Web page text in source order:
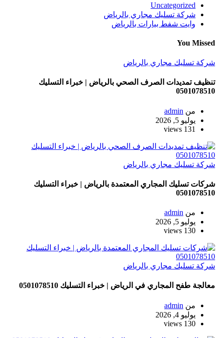
Uncategorized
شركة تسليك مجاري بالرياض
وايت شفط بيارات بالرياض
You Missed
شركة تسليك مجاري بالرياض
تنظيف تمديدات الصرف الصحي بالرياض | خبراء التسليك
0501078510
من admin
يوليو 5, 2026
131 views
شركة تسليك مجاري بالرياض
شركات تسليك المجاري المعتمدة بالرياض | خبراء التسليك
0501078510
من admin
يوليو 5, 2026
130 views
شركة تسليك مجاري بالرياض
معالجة طفح المجاري في الرياض | خبراء التسليك 0501078510
من admin
يوليو 4, 2026
130 views